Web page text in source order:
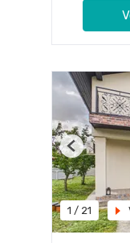
1 / 21
Previous